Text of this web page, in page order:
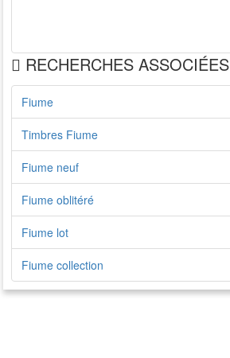
RECHERCHES ASSOCIÉES
Fiume
Timbres Fiume
Fiume neuf
Fiume oblitéré
Fiume lot
Fiume collection